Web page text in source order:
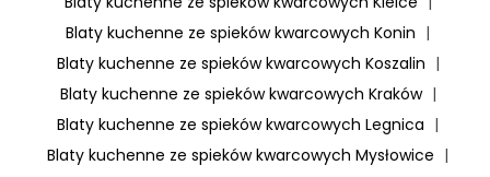
Blaty kuchenne ze spieków kwarcowych Konin |
Blaty kuchenne ze spieków kwarcowych Koszalin |
Blaty kuchenne ze spieków kwarcowych Kraków |
Blaty kuchenne ze spieków kwarcowych Legnica |
Blaty kuchenne ze spieków kwarcowych Mysłowice |